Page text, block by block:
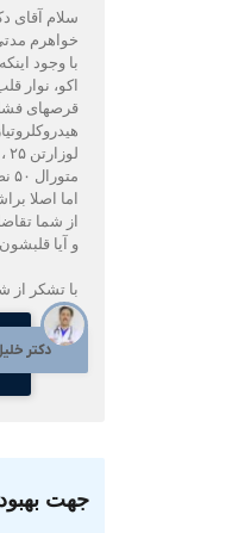
سلام آقای
خواهرم مدتی
با وجود
اکو، نوار
قرصهای
هیدروکلروتیازید ۵۰
لوزارتن ۲۵ ، ۱۲ ساعت یکی
متورال ۵۰ نصف صبح و نصف شب
اما اصلا
از شما
و آیا
با تشکر از
دکتر
جهت